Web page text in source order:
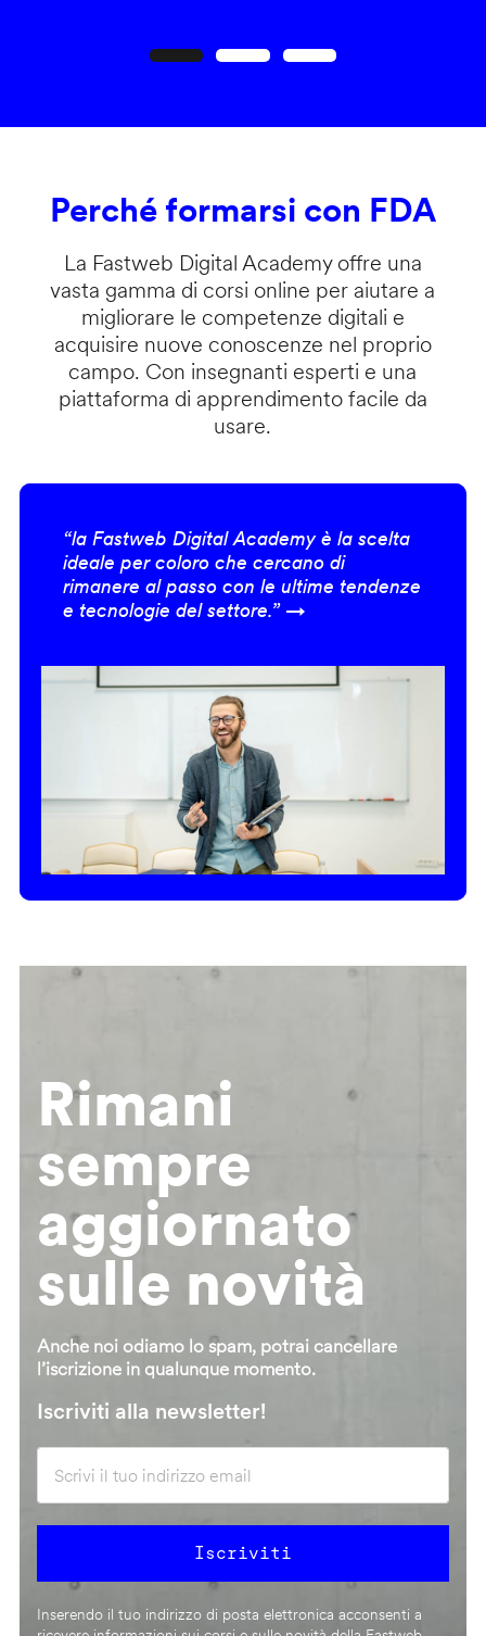
Perché formarsi con FDA
La Fastweb Digital Academy offre una
vasta gamma di corsi online per aiutare a
migliorare le competenze digitali e
acquisire nuove conoscenze nel proprio
campo. Con insegnanti esperti e una
piattaforma di apprendimento facile da
usare.
“la Fastweb Digital Academy è la scelta
ideale per coloro che cercano di
rimanere al passo con le ultime tendenze
e tecnologie del settore.” →
Rimani
sempre
aggiornato
sulle novità
Anche noi odiamo lo spam, potrai cancellare
l’iscrizione in qualunque momento.
Iscriviti alla newsletter!
Inserendo il tuo indirizzo di posta elettronica acconsenti a